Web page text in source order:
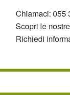
Chiamaci: 055
Scopri le
Richiedi